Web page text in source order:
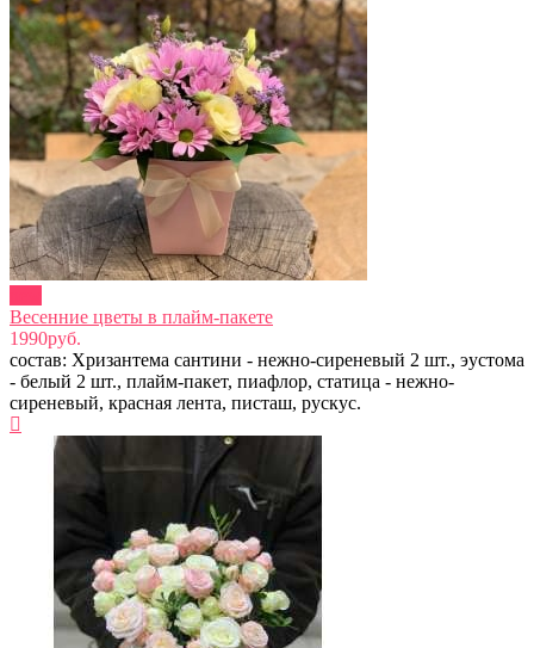
Весенние цветы в плайм-пакете
1990руб.
состав: Хризантема сантини - нежно-сиреневый 2 шт., эустома
- белый 2 шт., плайм-пакет, пиафлор, статица - нежно-
сиреневый, красная лента, писташ, рускус.